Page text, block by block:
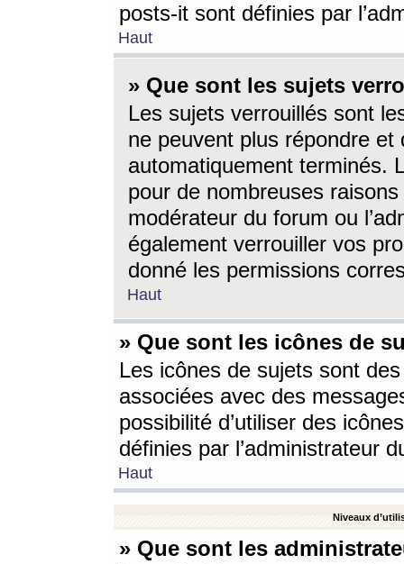
posts-it sont définies par
Haut
» Que sont les sujets
Les sujets verrouillés sont
ne peuvent plus répondre
automatiquement terminés.
pour de nombreuses
modérateur du forum ou
également verrouiller vos
donné les permissions
Haut
» Que sont les icônes de
Les icônes de sujets sont
associées avec des
possibilité d’utiliser des
définies par l’administrateur
Haut
Niveaux
» Que sont les